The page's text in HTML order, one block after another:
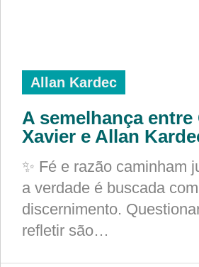
Allan Kardec
A semelhança entre
Xavier e Allan
✨ Fé e razão caminham
a verdade é buscada com
discernimento.
refletir são…